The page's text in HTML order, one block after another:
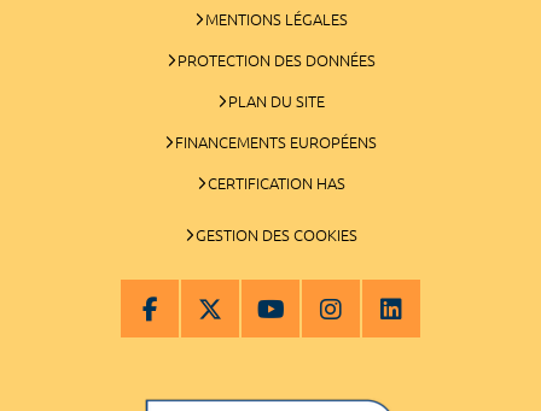
MENTIONS LÉGALES
PROTECTION DES DONNÉES
PLAN DU SITE
FINANCEMENTS EUROPÉENS
CERTIFICATION HAS
GESTION DES COOKIES